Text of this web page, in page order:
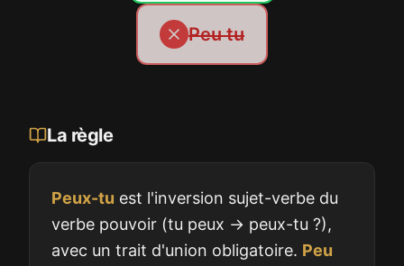
Peu tu
La règle
Peux-tu est l'inversion sujet-verbe du
verbe pouvoir (tu peux → peux-tu ?),
avec un trait d'union obligatoire. Peu